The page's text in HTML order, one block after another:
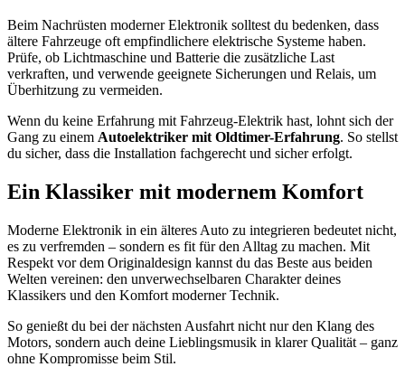
Beim Nachrüsten moderner Elektronik solltest du bedenken, dass
ältere Fahrzeuge oft empfindlichere elektrische Systeme haben.
Prüfe, ob Lichtmaschine und Batterie die zusätzliche Last
verkraften, und verwende geeignete Sicherungen und Relais, um
Überhitzung zu vermeiden.
Wenn du keine Erfahrung mit Fahrzeug-Elektrik hast, lohnt sich der
Gang zu einem Autoelektriker mit Oldtimer-Erfahrung. So stellst
du sicher, dass die Installation fachgerecht und sicher erfolgt.
Ein Klassiker mit modernem Komfort
Moderne Elektronik in ein älteres Auto zu integrieren bedeutet nicht,
es zu verfremden – sondern es fit für den Alltag zu machen. Mit
Respekt vor dem Originaldesign kannst du das Beste aus beiden
Welten vereinen: den unverwechselbaren Charakter deines
Klassikers und den Komfort moderner Technik.
So genießt du bei der nächsten Ausfahrt nicht nur den Klang des
Motors, sondern auch deine Lieblingsmusik in klarer Qualität – ganz
ohne Kompromisse beim Stil.